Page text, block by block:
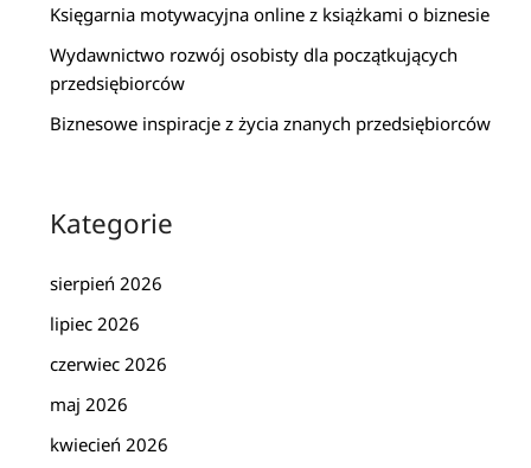
Księgarnia motywacyjna online z książkami o biznesie
Wydawnictwo rozwój osobisty dla początkujących
przedsiębiorców
Biznesowe inspiracje z życia znanych przedsiębiorców
Kategorie
sierpień 2026
lipiec 2026
czerwiec 2026
maj 2026
kwiecień 2026